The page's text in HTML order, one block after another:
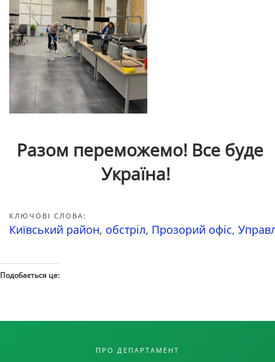
Разом переможемо! Все буде
Україна!
КЛЮЧОВІ СЛОВА:
Київський район, обстріл, Прозорий офіс,
Подобається це:
ПРО ДЕПАРТАМЕНТ